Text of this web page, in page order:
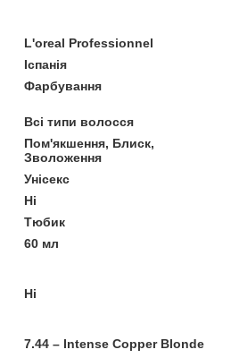
L'oreal Professionnel
Іспанія
Фарбування
Всі типи волосся
Пом'якшення, Блиск,
Зволоження
Унісекс
Ні
Тюбик
60 мл
Ні
7.44 – Intense Copper Blonde